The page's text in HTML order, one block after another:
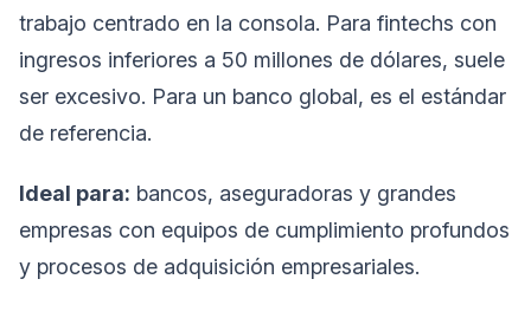
trabajo centrado en la consola. Para fintechs con
ingresos inferiores a 50 millones de dólares, suele
ser excesivo. Para un banco global, es el estándar
de referencia.
Ideal para: bancos, aseguradoras y grandes
empresas con equipos de cumplimiento profundos
y procesos de adquisición empresariales.